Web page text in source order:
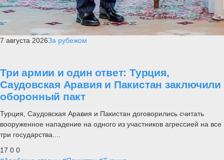
7 августа 2026За рубежом
Три армии и один ответ: Турция,
Саудовская Аравия и Пакистан заключили
оборонный пакт
Турция, Саудовская Аравия и Пакистан договорились считать
вооруженное нападение на одного из участников агрессией на все
три государства....
17 0 0